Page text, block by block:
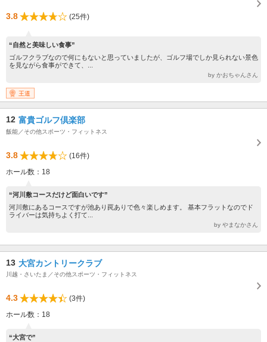
3.8 (25件)
“自然と美味しい食事”
ゴルフクラブなので何にもないと思っていましたが、ゴルフ場でしか見られない景色
を見ながら食事ができて、...
by かおちゃんさん
王道
12 富貴ゴルフ倶楽部
飯能／その他スポーツ・フィットネス
3.8
(16件)
ホール数：18
“河川敷コースだけど面白いです”
河川敷にあるコースですが池あり罠ありで色々楽しめます。 基本フラットなのでド
ライバーは気持ちよく打て...
by やまなかさん
13 大宮カントリークラブ
川越・さいたま／その他スポーツ・フィットネス
4.3
(3件)
ホール数：18
“大宮で”